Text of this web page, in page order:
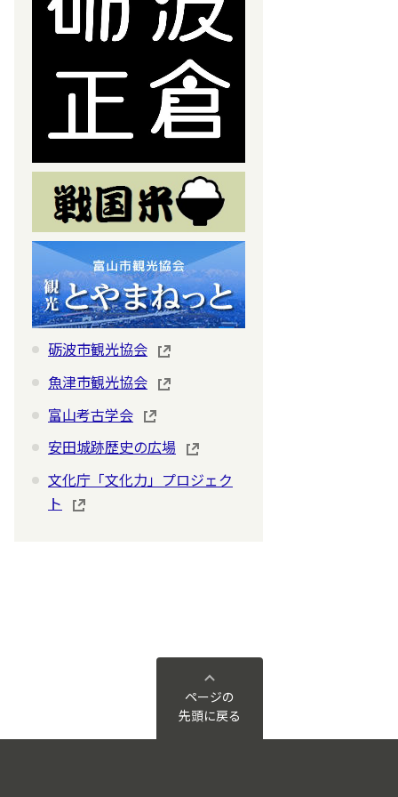
砺波市観光協会
魚津市観光協会
富山考古学会
安田城跡歴史の広場
文化庁「文化力」プロジェク
ト
ページの
先頭に戻る